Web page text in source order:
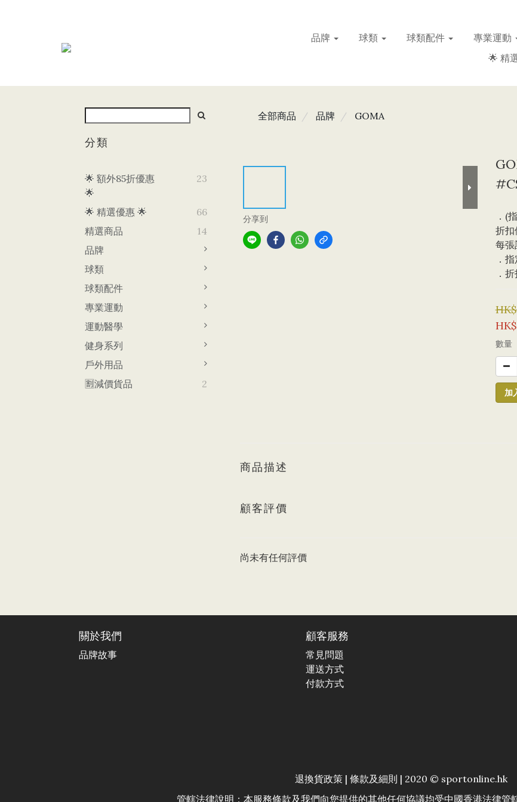
品牌 球類 球類配件 專業運動
🌟 精
分類
🌟 額外85折優惠
🌟
23
🌟 精選優惠 🌟
66
精選商品
14
品牌
球類
球類配件
專業運動
運動醫學
健身系列
戶外用品
🈹減價貨品
2
全部商品 品牌 GOMA
分享到
．(
折扣
每張
．
．
數量
加
商品描述
顧客評價
尚未有任何評價
關於我們
品牌故事
顧客服務
常見問題
運送方式
付款方式
退換貨政策 | 條款及細則 | 2020 © sportonline.hk
管轄法律說明：本服務條款及我們向您提供的其他任何協議均受中國香港法律管